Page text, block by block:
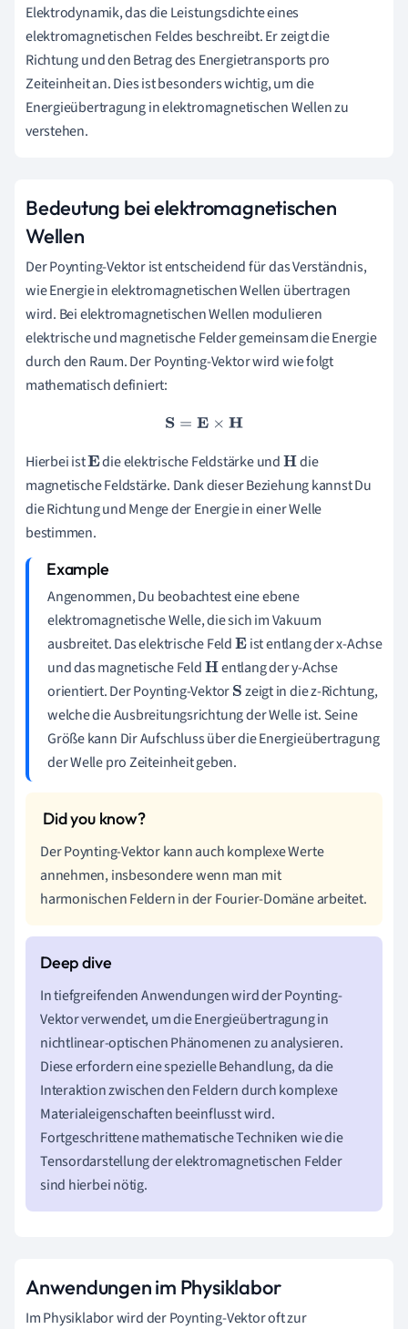
Elektrodynamik, das die Leistungsdichte eines
elektromagnetischen Feldes beschreibt. Er zeigt die
Richtung und den Betrag des Energietransports pro
Zeiteinheit an. Dies ist besonders wichtig, um die
Energieübertragung in elektromagnetischen Wellen zu
verstehen.
Bedeutung bei elektromagnetischen
Wellen
Der Poynting-Vektor ist entscheidend für das Verständnis,
wie Energie in elektromagnetischen Wellen übertragen
wird. Bei elektromagnetischen Wellen modulieren
elektrische und magnetische Felder gemeinsam die Energie
durch den Raum. Der Poynting-Vektor wird wie folgt
mathematisch definiert:
S =E× H
Hierbei istE die elektrische Feldstärke undH die
magnetische Feldstärke. Dank dieser Beziehung kannst Du
die Richtung und Menge der Energie in einer Welle
bestimmen.
Angenommen, Du beobachtest eine ebene
elektromagnetische Welle, die sich im Vakuum
ausbreitet. Das elektrische FeldE ist entlang der x-Achse
und das magnetische FeldH entlang der y-Achse
orientiert. Der Poynting-VektorS zeigt in die z-Richtung,
welche die Ausbreitungsrichtung der Welle ist. Seine
Größe kann Dir Aufschluss über die Energieübertragung
der Welle pro Zeiteinheit geben.
Der Poynting-Vektor kann auch komplexe Werte
annehmen, insbesondere wenn man mit
harmonischen Feldern in der Fourier-Domäne arbeitet.
In tiefgreifenden Anwendungen wird der Poynting-
Vektor verwendet, um die Energieübertragung in
nichtlinear-optischen Phänomenen zu analysieren.
Diese erfordern eine spezielle Behandlung, da die
Interaktion zwischen den Feldern durch komplexe
Materialeigenschaften beeinflusst wird.
Fortgeschrittene mathematische Techniken wie die
Tensordarstellung der elektromagnetischen Felder
sind hierbei nötig.
Anwendungen im Physiklabor
Im Physiklabor wird der Poynting-Vektor oft zur